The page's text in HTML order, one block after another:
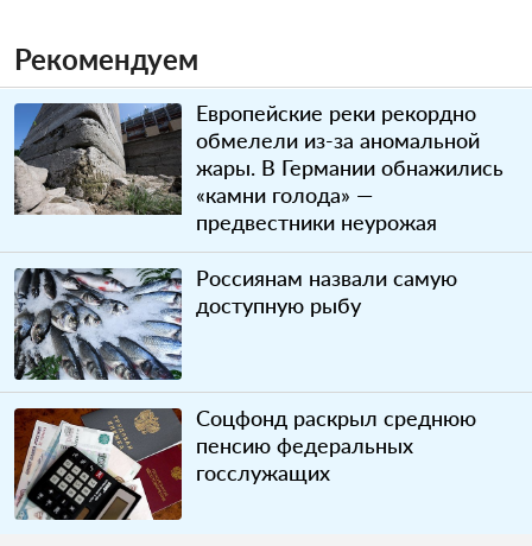
Рекомендуем
Европейские реки рекордно
обмелели из-за аномальной
жары. В Германии обнажились
«камни голода» —
предвестники неурожая
Россиянам назвали самую
доступную рыбу
Соцфонд раскрыл среднюю
пенсию федеральных
госслужащих